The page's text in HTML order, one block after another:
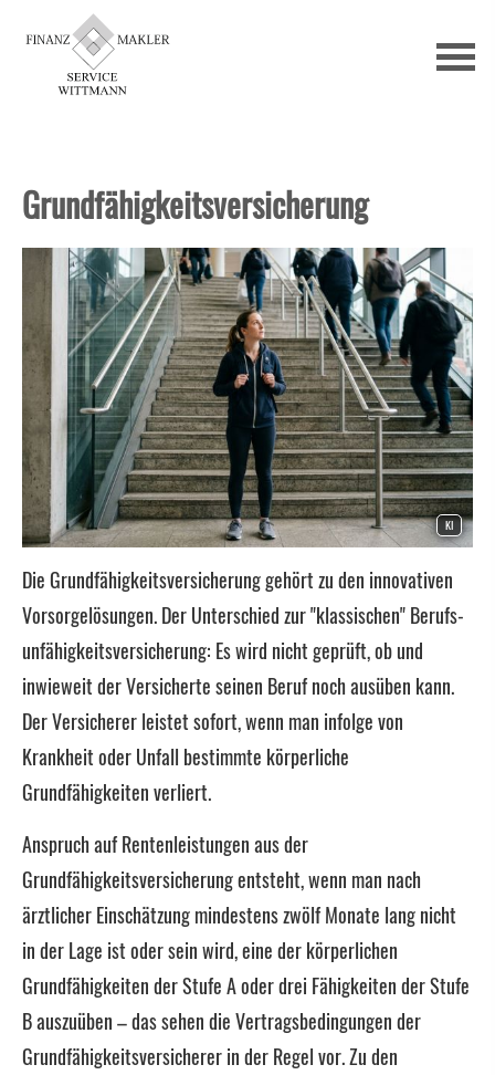
Grundfähigkeitsversicherung
KI
Die Grundfähigkeitsversicherung gehört zu den innovativen
Vorsorgelösungen. Der Unterschied zur "klassischen" Berufs­
unfähig­keitsversicherung: Es wird nicht geprüft, ob und
inwieweit der Versicherte seinen Beruf noch ausüben kann.
Der Versicherer leistet sofort, wenn man infolge von
Krankheit oder Unfall bestimmte körperliche
Grundfähigkeiten verliert.
Anspruch auf Rentenleistungen aus der
Grundfähigkeitsversicherung entsteht, wenn man nach
ärztlicher Einschätzung mindestens zwölf Monate lang nicht
in der Lage ist oder sein wird, eine der körperlichen
Grundfähigkeiten der Stufe A oder drei Fähigkeiten der Stufe
B auszuüben – das sehen die Vertragsbedingungen der
Grundfähigkeitsversicherer in der Regel vor. Zu den